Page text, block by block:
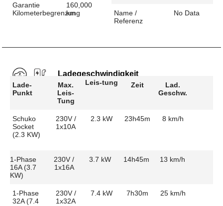
Garantie
Kilometerbegrenzung
160,000
km
Name /
Referenz
No Data
Ladegeschwindigkeit
Lade-
Punkt
Max.
Leis-
Tung
Leis-tung Zeit
Lad.
Geschw.
Schuko
Socket
(2.3 KW)
230V /
1x10A
2.3 kW 23h45m 8 km/h
1-Phase
16A (3.7
KW)
230V /
1x16A
3.7 kW 14h45m 13 km/h
1-Phase
32A (7.4
230V /
1x32A
7.4 kW 7h30m 25 km/h